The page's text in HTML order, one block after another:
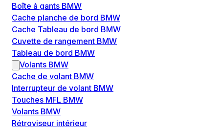
Boîte à gants BMW
Cache planche de bord BMW
Cache Tableau de bord BMW
Cuvette de rangement BMW
Tableau de bord BMW
Volants BMW
Cache de volant BMW
Interrupteur de volant BMW
Touches MFL BMW
Volants BMW
Rétroviseur intérieur